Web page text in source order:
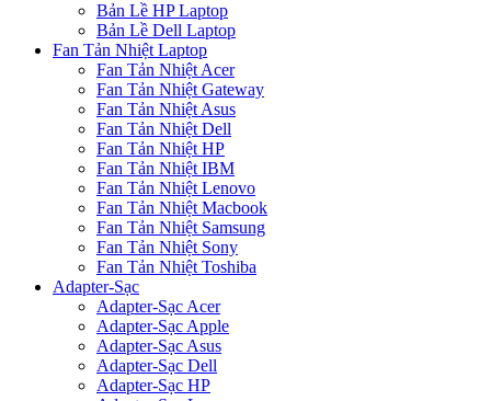
Bản Lề HP Laptop
Bản Lề Dell Laptop
Fan Tản Nhiệt Laptop
Fan Tản Nhiệt Acer
Fan Tản Nhiệt Gateway
Fan Tản Nhiệt Asus
Fan Tản Nhiệt Dell
Fan Tản Nhiệt HP
Fan Tản Nhiệt IBM
Fan Tản Nhiệt Lenovo
Fan Tản Nhiệt Macbook
Fan Tản Nhiệt Samsung
Fan Tản Nhiệt Sony
Fan Tản Nhiệt Toshiba
Adapter-Sạc
Adapter-Sạc Acer
Adapter-Sạc Apple
Adapter-Sạc Asus
Adapter-Sạc Dell
Adapter-Sạc HP